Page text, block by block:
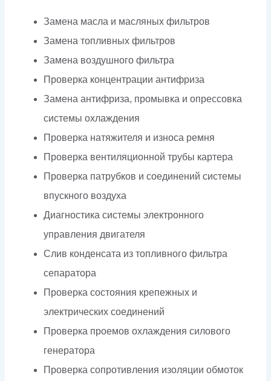
Замена масла и масляных фильтров
Замена топливных фильтров
Замена воздушного фильтра
Проверка концентрации антифриза
Замена антифриза, промывка и опрессовка
системы охлаждения
Проверка натяжителя и износа ремня
Проверка вентиляционной трубы картера
Проверка патрубков и соединений системы
впускного воздуха
Диагностика системы электронного
управления двигателя
Слив конденсата из топливного фильтра
сепаратора
Проверка состояния крепежных и
электрических соединений
Проверка проемов охлаждения силового
генератора
Проверка сопротивления изоляции обмоток